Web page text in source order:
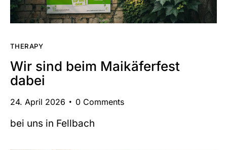
THERAPY
Wir sind beim Maikäferfest
dabei
24. April 2026 0 Comments
bei uns in Fellbach